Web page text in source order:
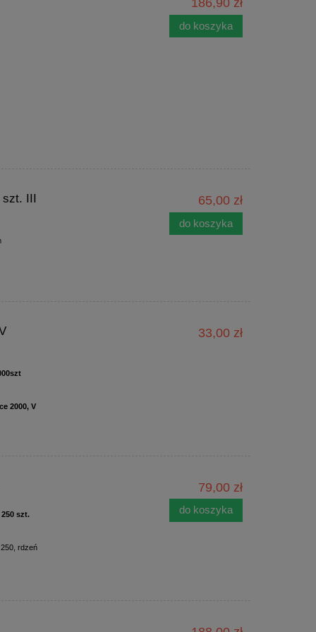
186,90 zł
do koszyka
szt. III
65,00 zł
do koszyka
2000, V
33,00 zł
szt.
rdzeń
79,00 zł
do koszyka